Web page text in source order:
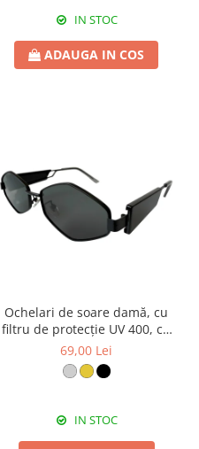
IN STOC
ADAUGA IN COS
Ochelari de soare damă, cu
filtru de protecție UV 400, cu
toc cadou, OSD97
69,00 Lei
IN STOC